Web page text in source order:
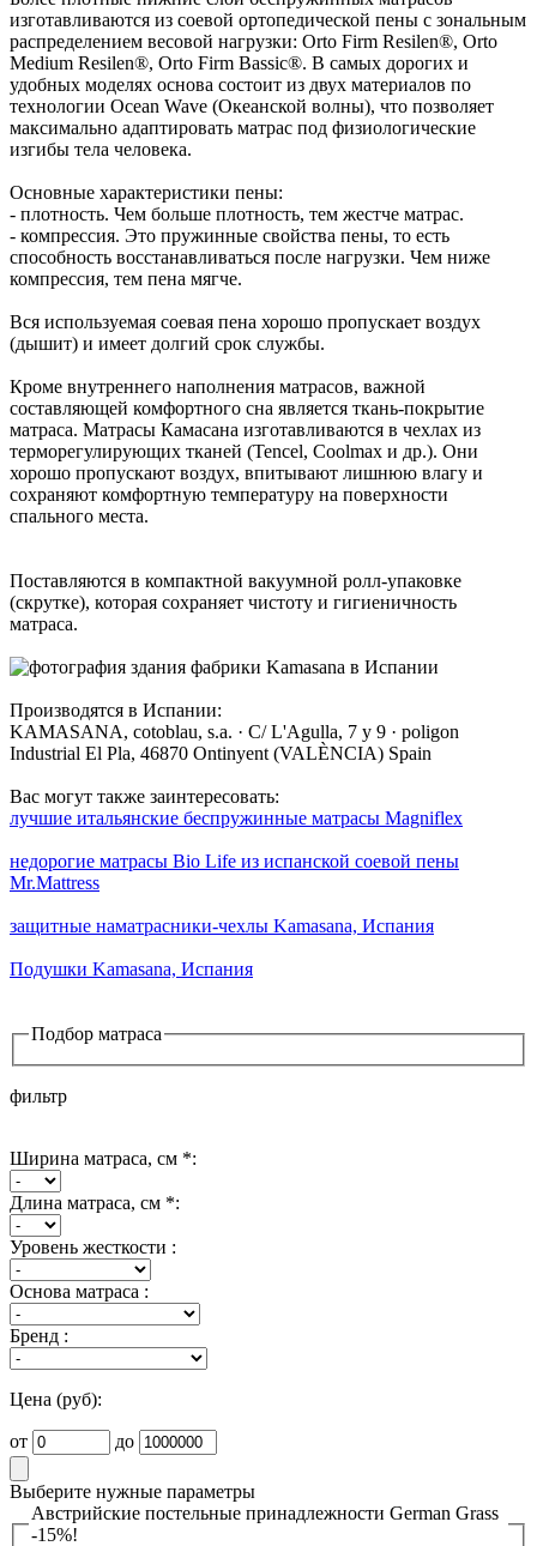
изготавливаются из соевой ортопедической пены с зональным
распределением весовой нагрузки: Orto Firm Resilen®, Orto
Medium Resilen®, Orto Firm Bassic®. В самых дорогих и
удобных моделях основа состоит из двух материалов по
технологии Ocean Wave (Океанской волны), что позволяет
максимально адаптировать матрас под физиологические
изгибы тела человека.
Основные характеристики пены:
- плотность. Чем больше плотность, тем жестче матрас.
- компрессия. Это пружинные свойства пены, то есть
способность восстанавливаться после нагрузки. Чем ниже
компрессия, тем пена мягче.
Вся используемая соевая пена хорошо пропускает воздух
(дышит) и имеет долгий срок службы.
Кроме внутреннего наполнения матрасов, важной
составляющей комфортного сна является ткань-покрытие
матраса. Матрасы Камасана изготавливаются в чехлах из
терморегулирующих тканей (Tencel, Coolmax и др.). Они
хорошо пропускают воздух, впитывают лишнюю влагу и
сохраняют комфортную температуру на поверхности
спального места.
Поставляются в компактной вакуумной ролл-упаковке
(скрутке), которая сохраняет чистоту и гигиеничность
матраса.
Производятся в Испании:
KAMASANA, cotoblau, s.a. · C/ L'Agulla, 7 y 9 · poligon
Industrial El Pla, 46870 Ontinyent (VALÈNCIA) Spain
Вас могут также заинтересовать:
лучшие итальянские беспружинные матрасы Magniflex
недорогие матрасы Bio Life из испанской соевой пены
Mr.Mattress
защитные наматрасники-чехлы Kamasana, Испания
Подушки Kamasana, Испания
Подбор матраса
фильтр
Ширина матраса, см *:
Длина матраса, см *:
Уровень жесткости :
Основа матраса :
Бренд :
Цена (руб):
от до
Выберите нужные параметры
Австрийские постельные принадлежности German Grass
-15%!